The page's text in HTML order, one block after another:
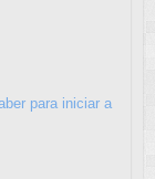
para iniciar a